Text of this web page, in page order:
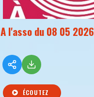
A l'asso du 08 05 2026
ÉCOUTEZ